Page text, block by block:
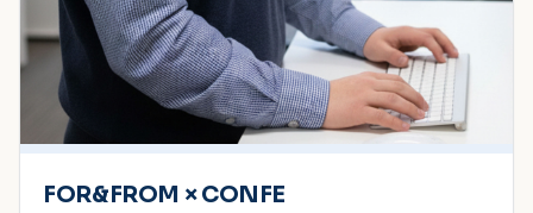
FOR&FROM × CONFE